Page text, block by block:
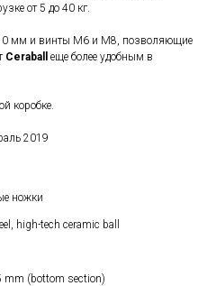
от 5 до 40 кг.
мм и винты M6 и М8, позволяющие
Ceraball
еще более удобным в
коробке.
2019
ножки
high-tech ceramic ball
mm (bottom section)